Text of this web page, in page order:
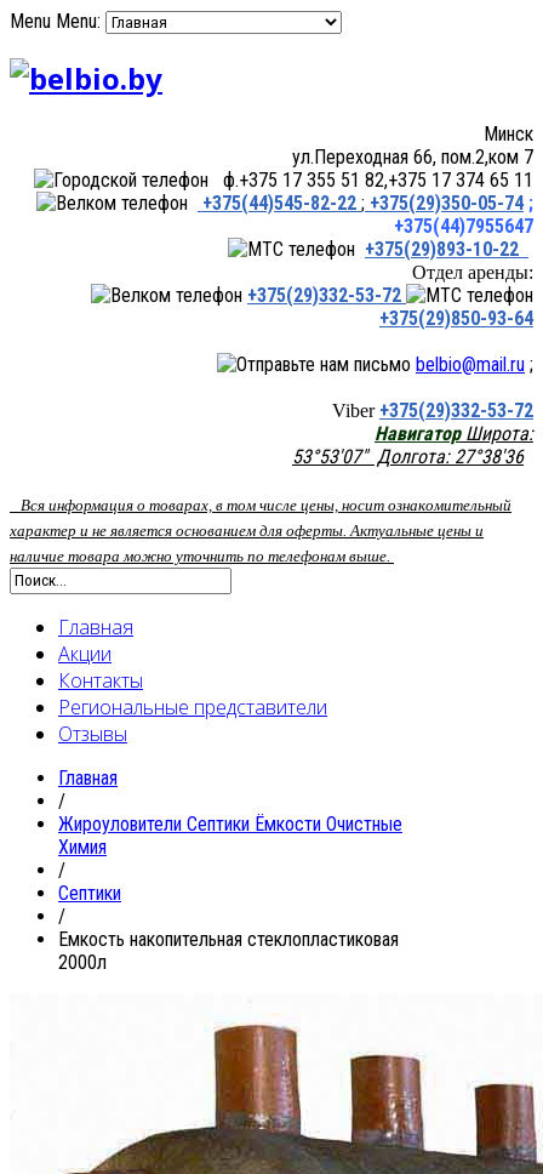
Menu Menu:
Минск
ул.Переходная 66, пом.2,ком 7
ф.+375 17 355 51 82,+375 17 374 65 11
+375(44)545-82-22 ; +375(29)350-05-74 ;
+375(44)7955647
+375(29)893-10-22
Отдел аренды:
+375(29)332-53-72
+375(29)850-93-64
belbio@mail.ru ;
Viber +375(29)332-53-72
НавигаторШирота:
53°53'07" Долгота: 27°38'36
Вся информация о товарах, в том числе цены, носит ознакомительный
характер и не является основанием для оферты. Актуальные цены и
наличие товара можно уточнить по телефонам выше.
Главная
Акции
Контакты
Региональные представители
Отзывы
Главная
/
Жироуловители Септики Ёмкости Очистные
Химия
/
Септики
/
Емкость накопительная стеклопластиковая
2000л